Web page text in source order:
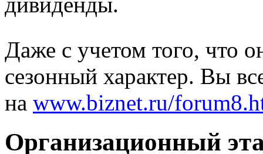
Даже с учетом того, что
сезонный характер. Вы
на www.biznet.ru/
Организационный